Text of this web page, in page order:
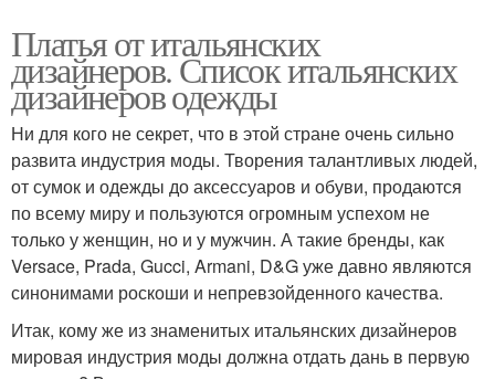
Платья от итальянских
дизайнеров. Список итальянских
дизайнеров одежды
Ни для кого не секрет, что в этой стране очень сильно
развита индустрия моды. Творения талантливых людей,
от сумок и одежды до аксессуаров и обуви, продаются
по всему миру и пользуются огромным успехом не
только у женщин, но и у мужчин. А такие бренды, как
Versace, Prada, Gucci, Armani, D&G уже давно являются
синонимами роскоши и непревзойденного качества.
Итак, кому же из знаменитых итальянских дизайнеров
мировая индустрия моды должна отдать дань в первую